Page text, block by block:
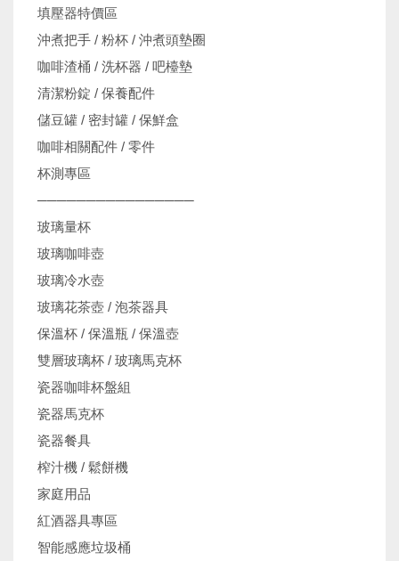
填壓器特價區
沖煮把手 / 粉杯 / 沖煮頭墊圈
咖啡渣桶 / 洗杯器 / 吧檯墊
清潔粉錠 / 保養配件
儲豆罐 / 密封罐 / 保鮮盒
咖啡相關配件 / 零件
杯測專區
────────────────
玻璃量杯
玻璃咖啡壺
玻璃冷水壺
玻璃花茶壺 / 泡茶器具
保溫杯 / 保溫瓶 / 保溫壺
雙層玻璃杯 / 玻璃馬克杯
瓷器咖啡杯盤組
瓷器馬克杯
瓷器餐具
榨汁機 / 鬆餅機
家庭用品
紅酒器具專區
智能感應垃圾桶